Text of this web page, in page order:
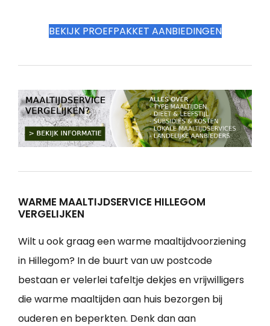
BEKIJK PROEFPAKKET AANBIEDINGEN
WARME MAALTIJDSERVICE HILLEGOM
VERGELIJKEN
Wilt u ook graag een warme maaltijdvoorziening
in Hillegom? In de buurt van uw postcode
bestaan er velerlei tafeltje dekjes en vrijwilligers
die warme maaltijden aan huis bezorgen bij
ouderen en beperkten. Denk dan aan